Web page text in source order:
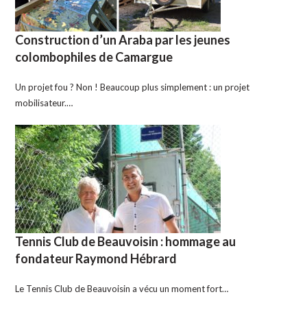
Construction d’un Araba par les jeunes
colombophiles de Camargue
Un projet fou ? Non ! Beaucoup plus simplement : un projet
mobilisateur.…
Tennis Club de Beauvoisin : hommage au
fondateur Raymond Hébrard
Le Tennis Club de Beauvoisin a vécu un moment fort…